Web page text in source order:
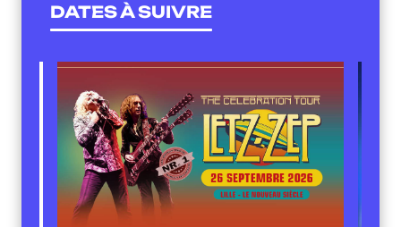
DATES À SUIVRE